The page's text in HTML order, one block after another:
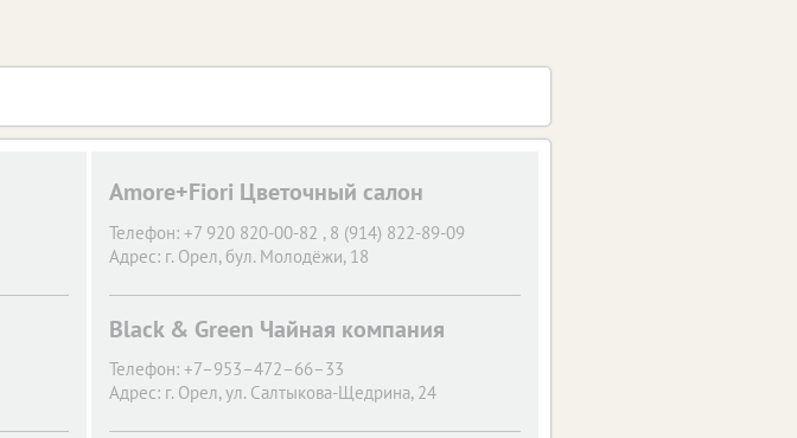
Amore+Fiori Цветочный салон
Телефон: +7 920 820-00-82 , 8 (914) 822-89-09
Адрес: г. Орел, бул. Молодёжи, 18
Black & Green Чайная компания
Телефон: +7–953–472–66–33
Адрес: г. Орел, ул. Салтыкова-Щедрина, 24